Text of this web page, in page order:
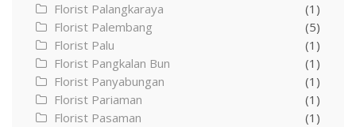
Florist Palangkaraya
(1)
Florist Palembang
(5)
Florist Palu
(1)
Florist Pangkalan Bun
(1)
Florist Panyabungan
(1)
Florist Pariaman
(1)
Florist Pasaman
(1)